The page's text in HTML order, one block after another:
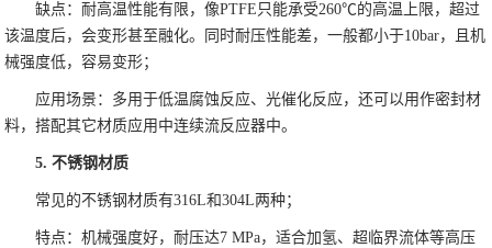
缺点：耐高温性能有限，像PTFE只能承受260℃的高温上限，超过
该温度后，会变形甚至融化。同时耐压性能差，一般都小于10bar，且机
械强度低，容易变形；
应用场景：多用于低温腐蚀反应、光催化反应，还可以用作密封材
料，搭配其它材质应用中连续流反应器中。
5. 不锈钢材质
常见的不锈钢材质有316L和304L两种；
特点：机械强度好，耐压达7 MPa，适合加氢、超临界流体等高压